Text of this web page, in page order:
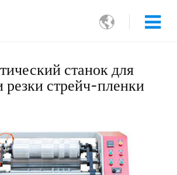

станок для
резки стрейч-пленки